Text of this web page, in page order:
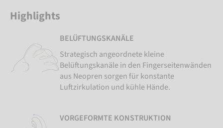
Highlights
BELÜFTUNGSKANÄLE
Strategisch angeordnete kleine
Belüftungskanäle in den Fingerseitenwänden
aus Neopren sorgen für konstante
Luftzirkulation und kühle Hände.
VORGEFORMTE KONSTRUKTION